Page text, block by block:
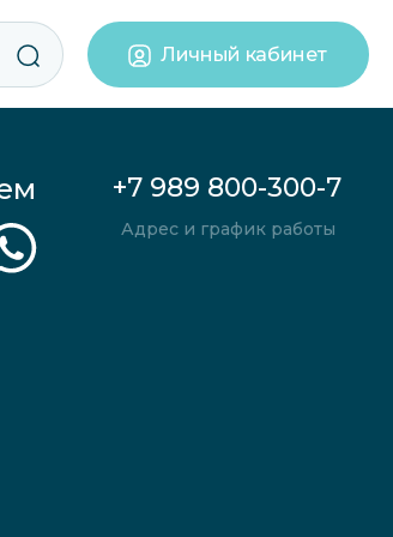
Личный кабинет
+7 989 800-300-7
Адрес и график работы